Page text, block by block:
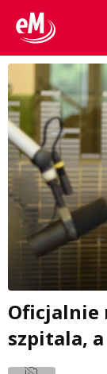
Oficjalnie
szpitala, a